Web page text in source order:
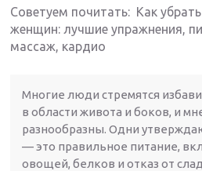
Советуем почитать: Как
женщин: лучшие упражнения,
массаж, кардио
Многие люди стремятся
в области живота и боков, и
разнообразны. Одни
— это правильное питание,
овощей, белков и отказ от